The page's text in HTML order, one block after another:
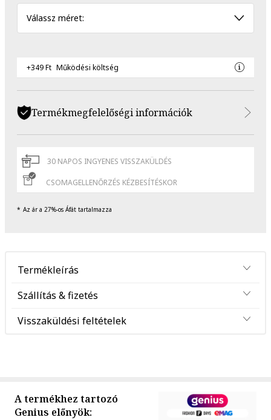
Válassz méret:
+349 Ft Működési költség
Termékmegfelelőségi információk
30 NAPOS INGYENES VISSZAKÜLDÉS
CSOMAGELLENŐRZÉS KÉZBESÍTÉSKOR
Az ár a 27%-os Áfát tartalmazza
Termékleírás
Szállítás & fizetés
Visszaküldési feltételek
A termékhez tartozó
Genius előnyök: